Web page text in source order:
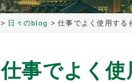
> 日々のblog >仕事でよく使用する
仕事でよく